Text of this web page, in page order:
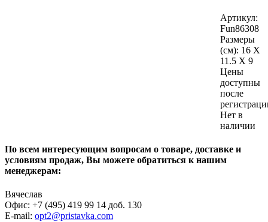
Артикул:
Fun86308
Размеры
(см): 16 X
11.5 X 9
Цены
доступны
после
Нет в
наличии
По всем интересующим вопросам о товаре, доставке и
условиям продаж, Вы можете обратиться к нашим
менеджерам:
Вячеслав
Офис: +7 (495) 419 99 14 доб. 130
E-mail: opt2@pristavka.com